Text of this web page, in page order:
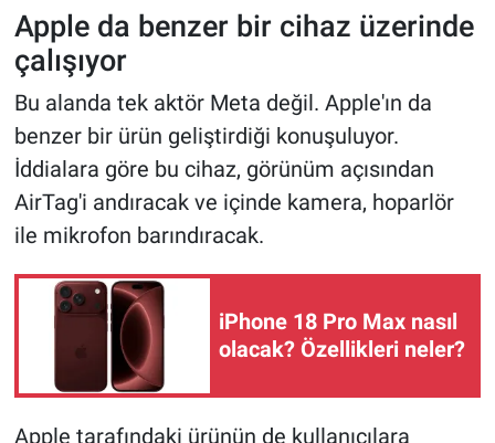
Apple da benzer bir cihaz üzerinde
çalışıyor
Bu alanda tek aktör Meta değil. Apple'ın da
benzer bir ürün geliştirdiği konuşuluyor.
İddialara göre bu cihaz, görünüm açısından
AirTag'i andıracak ve içinde kamera, hoparlör
ile mikrofon barındıracak.
iPhone 18 Pro Max nasıl
olacak? Özellikleri neler?
Apple tarafındaki ürünün de kullanıcılara